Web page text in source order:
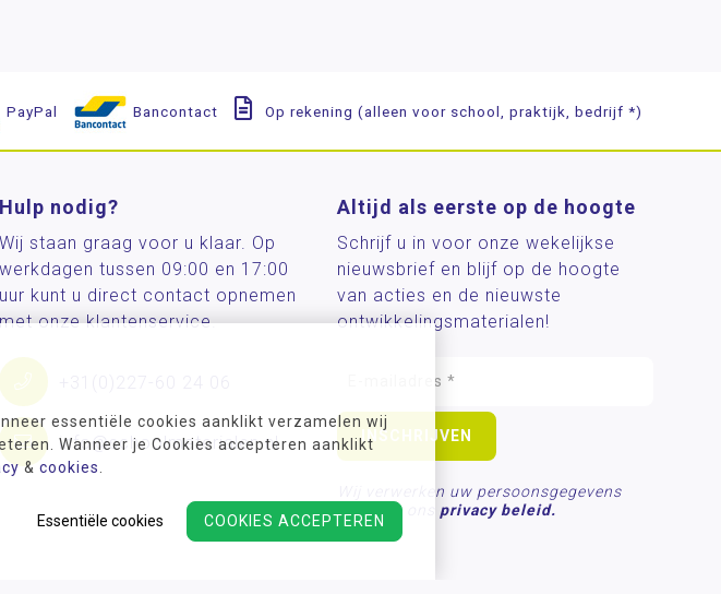
essentiële cookies aanklikt verzamelen wij
Wanneer je Cookies accepteren aanklikt
&cookies
COOKIES ACCEPTEREN
Essentiële cookies
PayPal Bancontact Op rekening (alleen voor school, praktijk, bedrijf *)
Hulp nodig?
Wij staan graag voor u klaar. Op
werkdagen tussen 09:00 en 17:00
uur kunt u direct contact opnemen
met onze klantenservice.
info@schoolmaterialen.nl
Altijd als eerste op de hoogte
Schrijf u in voor onze wekelijkse
nieuwsbrief en blijf op de hoogte
van acties en de nieuwste
ontwikkelingsmaterialen!
Wij verwerken uw persoonsgegevens
conform ons privacy beleid.